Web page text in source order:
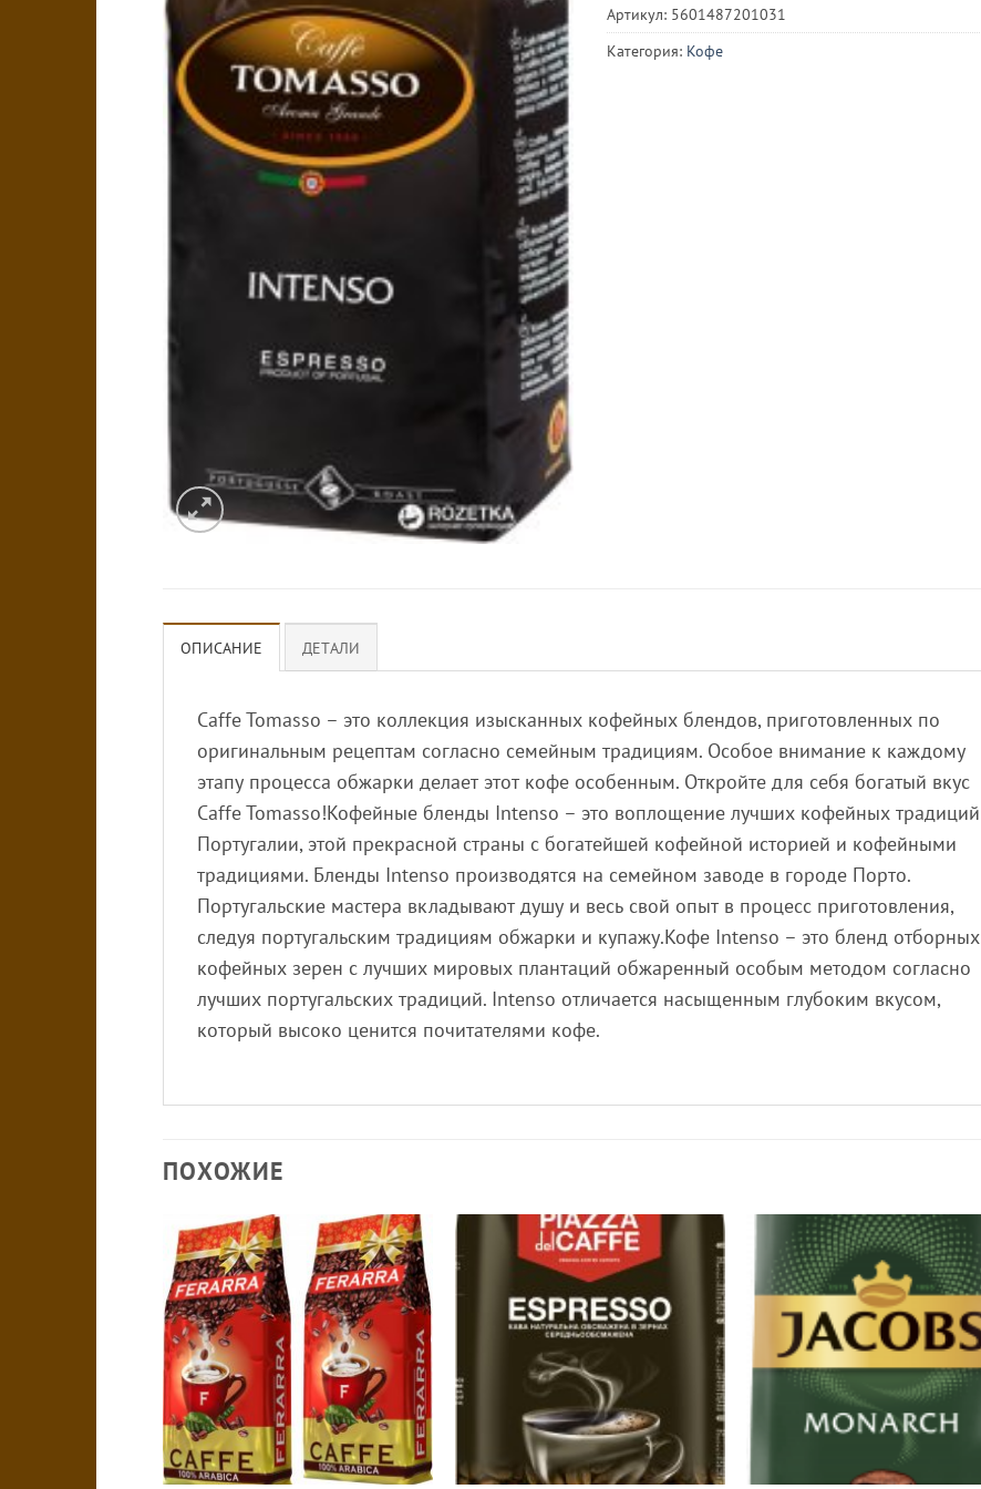
Артикул: 5601487201031
Категория: Кофе
ОПИСАНИЕ ДЕТАЛИ
Caffe Tomasso – это коллекция изысканных кофейных блендов, приготовленных по
оригинальным рецептам согласно семейным традициям. Особое внимание к каждому
этапу процесса обжарки делает этот кофе особенным. Откройте для себя богатый вкус
Caffe Tomasso!Кофейные бленды Intenso – это воплощение лучших кофейных традиций
Португалии, этой прекрасной страны с богатейшей кофейной историей и кофейными
традициями. Бленды Intenso производятся на семейном заводе в городе Порто.
Португальские мастера вкладывают душу и весь свой опыт в процесс приготовления,
следуя португальским традициям обжарки и купажу.Кофе Intenso – это бленд отборных
кофейных зерен с лучших мировых плантаций обжаренный особым методом согласно
лучших португальских традиций. Intenso отличается насыщенным глубоким вкусом,
который высоко ценится почитателями кофе.
ПОХОЖИЕ